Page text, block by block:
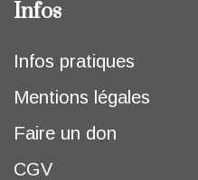
Infos
Infos pratiques
Mentions légales
Faire un don
CGV